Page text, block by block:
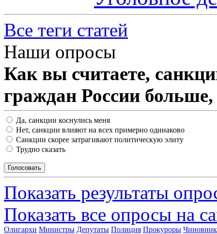
Все теги статей
Наши опросы
Как вы считаете,
граждан России
Да, санкции коснулись меня
Нет, санкции влияют на всех примерно одинаково
Санкции скорее затрагивают политическую элиту
Трудно сказать
Показать результаты
Показать все опросы на
Олигархи Министры Депутаты Полиция Прокуроры